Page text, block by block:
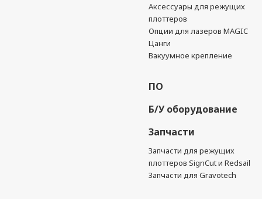
Аксессуары для режущих
плоттеров
Опции для лазеров MAGIC
Цанги
Вакуумное крепление
ПО
Б/У оборудование
Запчасти
Запчасти для режущих
плоттеров SignCut и Redsail
Запчасти для Gravotech